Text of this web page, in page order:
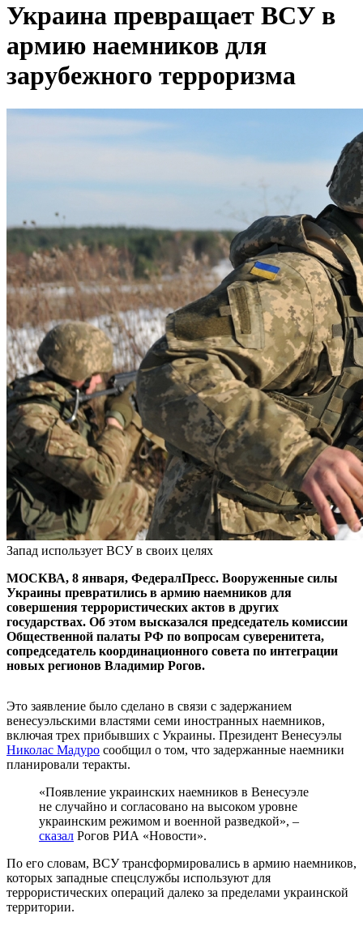
Украина превращает ВСУ в
армию наемников для
зарубежного терроризма
Запад использует ВСУ в своих целях
МОСКВА, 8 января, ФедералПресс. Вооруженные силы
Украины превратились в армию наемников для
совершения террористических актов в других
государствах. Об этом высказался председатель комиссии
Общественной палаты РФ по вопросам суверенитета,
сопредседатель координационного совета по интеграции
новых регионов Владимир Рогов.
Это заявление было сделано в связи с задержанием
венесуэльскими властями семи иностранных наемников,
включая трех прибывших с Украины. Президент Венесуэлы
Николас Мадуро сообщил о том, что задержанные наемники
планировали теракты.
«Появление украинских наемников в Венесуэле
не случайно и согласовано на высоком уровне
украинским режимом и военной разведкой», –
сказал Рогов РИА «Новости».
По его словам, ВСУ трансформировались в армию наемников,
которых западные спецслужбы используют для
террористических операций далеко за пределами украинской
территории.